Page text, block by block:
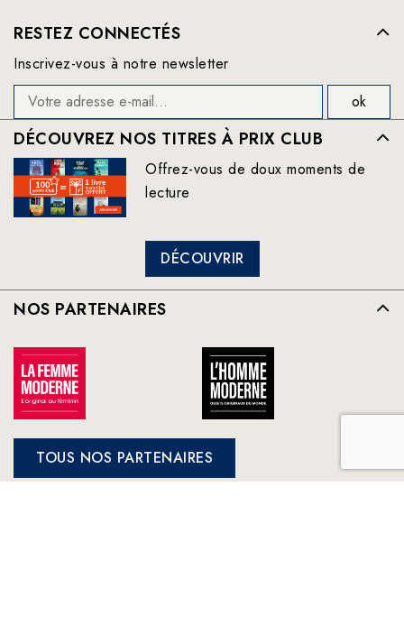
RESTEZ CONNECTÉS
Inscrivez-vous à notre newsletter
DÉCOUVREZ NOS TITRES À PRIX CLUB
Offrez-vous de doux moments de
lecture
DÉCOUVRIR
NOS PARTENAIRES
TOUS NOS PARTENAIRES